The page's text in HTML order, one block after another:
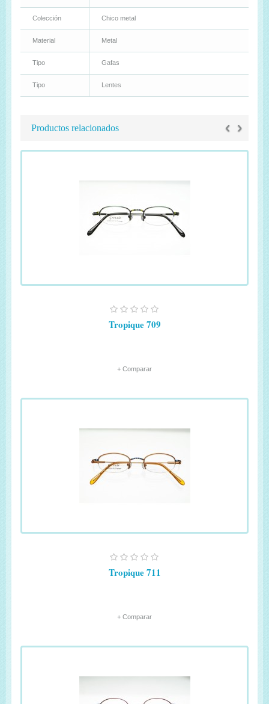
Colección Chico metal
Material Metal
Tipo Gafas
Tipo Lentes
Productos relacionados ‹ ›
Tropique 709
+ Comparar
Tropique 711
+ Comparar